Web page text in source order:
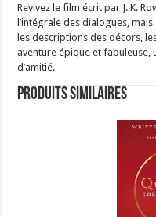
Revivez le film écrit par J. K.
l’intégrale des dialogues,
les descriptions des décors,
aventure épique et
d’amitié.
Produits similaires